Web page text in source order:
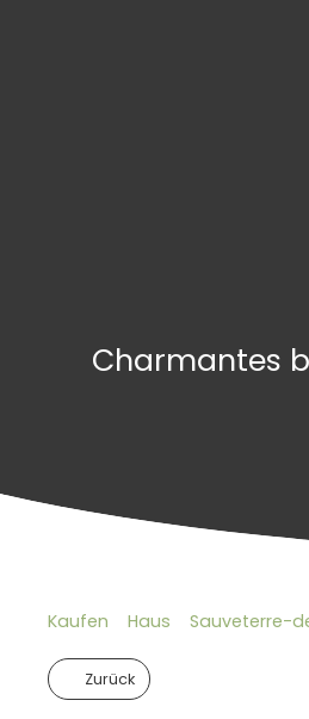
Charmantes
Kaufen Haus Sauveterre-
Zurück